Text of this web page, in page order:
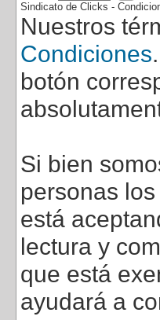
Sindicato de Clicks -
Nuestros
Condiciones
botón
Si bien
personas
está
lectura y
que está
ayudará a